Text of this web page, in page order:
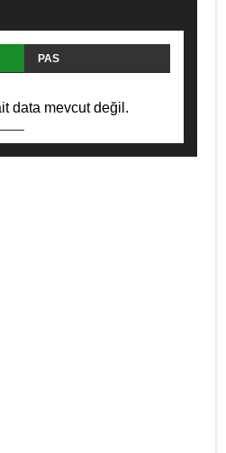
PAS
data mevcut değil.